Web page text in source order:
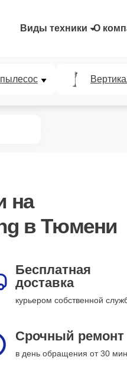
Виды техники О
на
в Тюмени
Бесплатная
доставка
курьером собственной
Срочный ремонт
в день обращения от 30